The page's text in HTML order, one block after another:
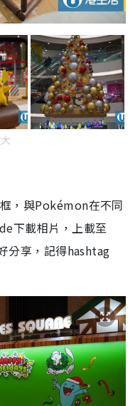
，與Pokémon在不同
下載相片，上載至
分享，記得hashtag